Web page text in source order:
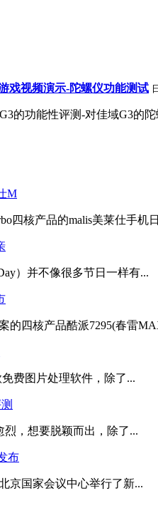
戏视频演示-陀螺仪功能测试
的功能性评测-对佳域G3的
M
四核产品的malis美莱仕手机
）并不像很多节日一样有...
的四核产品酷派7295(春雷
费图片处理软件，除了...
烈，想要脱颖而出，除了...
布
京国家会议中心举行了新...